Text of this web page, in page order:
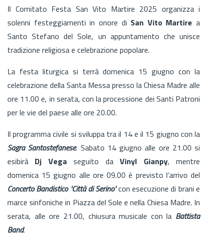
Il Comitato Festa San Vito Martire 2025 organizza i
solenni festeggiamenti in onore di San Vito Martire a
Santo Stefano del Sole, un appuntamento che unisce
tradizione religiosa e celebrazione popolare.
La festa liturgica si terrà domenica 15 giugno con la
celebrazione della Santa Messa presso la Chiesa Madre alle
ore 11.00 e, in serata, con la processione dei Santi Patroni
per le vie del paese alle ore 20.00.
Il programma civile si sviluppa tra il 14 e il 15 giugno con la
Sagra Santostefanese. Sabato 14 giugno alle ore 21.00 si
esibirà Dj Vega seguito daVinyl Gianpy, mentre
domenica 15 giugno alle ore 09.00 è previsto l’arrivo del
Concerto Bandistico 'Città di Serino'con esecuzione di brani e
marce sinfoniche in Piazza del Sole e nella Chiesa Madre. In
serata, alle ore 21.00, chiusura musicale con la Battista
Band.